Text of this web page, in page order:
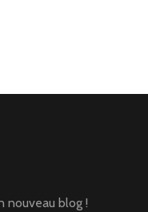
nouveau blog !